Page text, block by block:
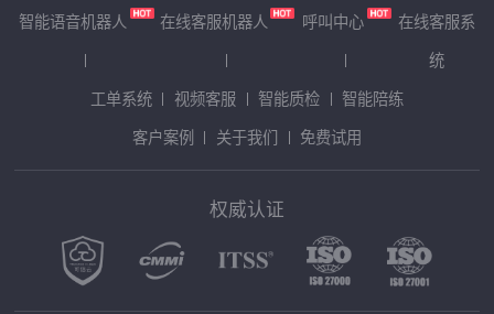
智能语音机器人 在线客服机器人 呼叫中心
在线客服系
统
工单系统
视频客服 智能质检
智能陪练
客户案例
关于我们 免费试用
权威认证